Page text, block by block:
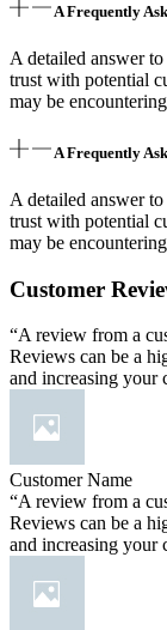
A Frequently
A detailed answer
trust with potential
may be encountering
A Frequently
A detailed answer
trust with potential
may be encountering
Customer
“A review from a
Reviews can be a
and increasing your
Customer Name
“A review from a
Reviews can be a
and increasing your